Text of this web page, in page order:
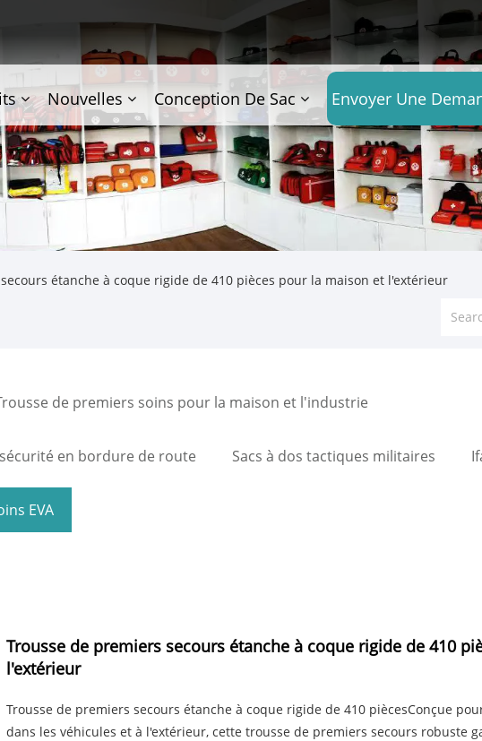
Nouvelles Conception De Sac Envoyer Une
étanche à coque rigide de 410 pièces pour la maison et l'extérieur
de premiers soins pour la maison et l'industrie
en bordure de route Sacs à dos tactiques militaires
EVA
Trousse de premiers secours étanche à coque rigide de 410
l'extérieur
Trousse de premiers secours étanche à coque rigide de 410 piècesConçue
dans les véhicules et à l'extérieur, cette trousse de premiers secours robuste